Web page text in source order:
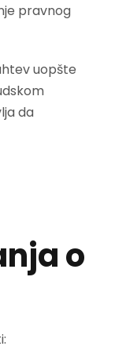
pravnog
uopšte
da
o